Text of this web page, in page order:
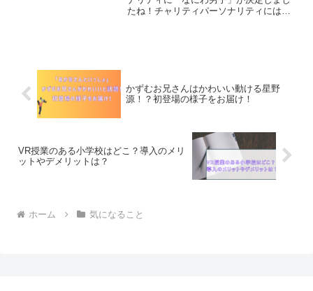
たね！チャリティパーソナリティには芦
かずむお兄さんはかわいい動ける星野
源！？初登場の様子をお届け！
VR授業のある小学校はどこ？導入のメリ
ットやデメリットは？
ホーム 気になること